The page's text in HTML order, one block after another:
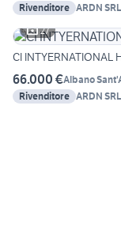
Rivenditore ARDN SRL
27
CI INTYERNATIONAL
66.000 €Albano
Rivenditore ARDN SRL